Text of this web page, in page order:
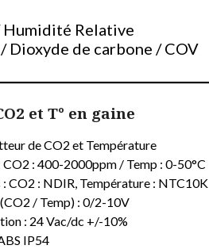
Humidité Relative
Dioxyde de carbone / COV
et T° en gaine
de CO2 et Température
CO2 : 400-2000ppm / Temp : 0-50°C
CO2 : NDIR, Température : NTC10K
/ Temp) : 0/2-10V
: 24 Vac/dc +/-10%
IP54